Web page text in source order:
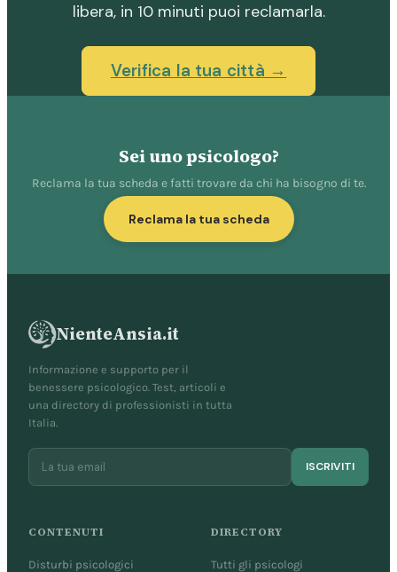
libera, in 10 minuti puoi reclamarla.
Verifica la tua città →
Sei uno psicologo?
Reclama la tua scheda e fatti trovare da chi ha bisogno di te.
Reclama la tua scheda
NienteAnsia.it
Informazione e supporto per il
benessere psicologico. Test, articoli e
una directory di professionisti in tutta
Italia.
ISCRIVITI
CONTENUTI
Disturbi psicologici
DIRECTORY
Tutti gli psicologi